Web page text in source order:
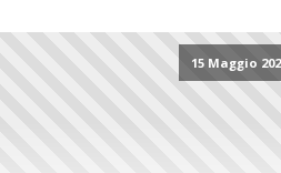
15 Maggio